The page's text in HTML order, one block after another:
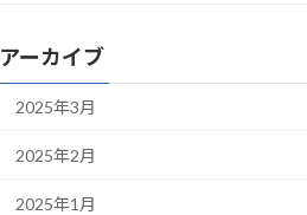
アーカイブ
2025年3月
2025年2月
2025年1月